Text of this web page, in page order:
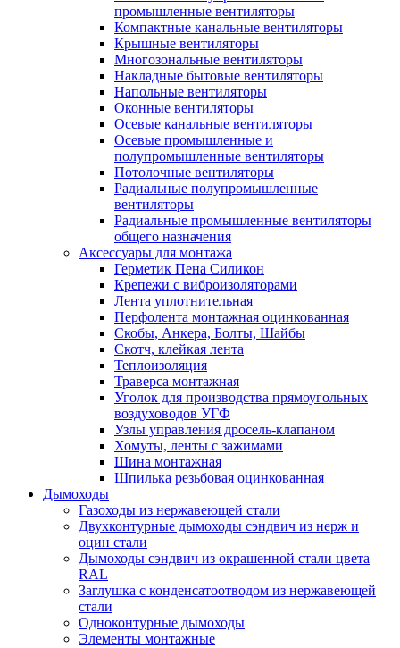
промышленные вентиляторы
Компактные канальные вентиляторы
Крышные вентиляторы
Многозональные вентиляторы
Накладные бытовые вентиляторы
Напольные вентиляторы
Оконные вентиляторы
Осевые канальные вентиляторы
Осевые промышленные и
полупромышленные вентиляторы
Потолочные вентиляторы
Радиальные полупромышленные
вентиляторы
Радиальные промышленные вентиляторы
общего назначения
Аксессуары для монтажа
Герметик Пена Силикон
Крепежи с виброизоляторами
Лента уплотнительная
Перфолента монтажная оцинкованная
Скобы, Анкера, Болты, Шайбы
Скотч, клейкая лента
Теплоизоляция
Траверса монтажная
Уголок для производства прямоугольных
воздуховодов УГФ
Узлы управления дросель-клапаном
Хомуты, ленты с зажимами
Шина монтажная
Шпилька резьбовая оцинкованная
Дымоходы
Газоходы из нержавеющей стали
Двухконтурные дымоходы сэндвич из нерж и
оцин стали
Дымоходы сэндвич из окрашенной стали цвета
RAL
Заглушка с конденсатоотводом из нержавеющей
стали
Одноконтурные дымоходы
Элементы монтажные